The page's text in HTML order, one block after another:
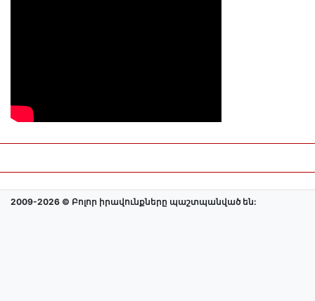
2009-2026 © Բոլոր իրավունքները պաշտպանված են: